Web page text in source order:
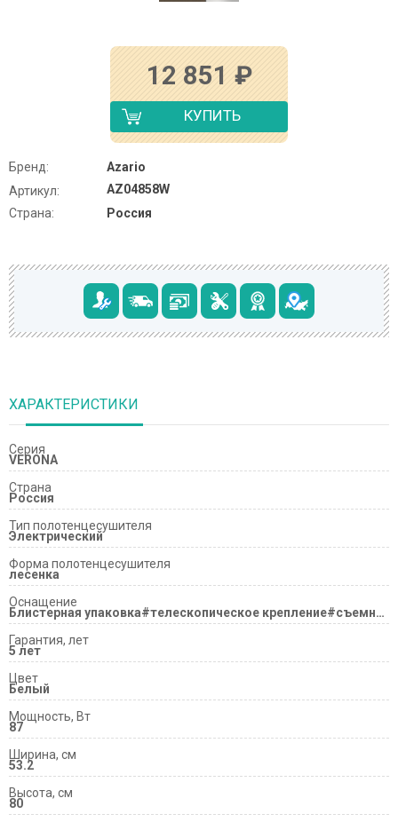
12 851 ₽
КУПИТЬ
Бренд:
Azario
Артикул:
AZ04858W
Страна:
Россия
ХАРАКТЕРИСТИКИ
Серия
VERONA
Страна
Россия
Тип полотенцесушителя
Электрический
Форма полотенцесушителя
лесенка
Оснащение
Блистерная упаковка#телескопическое крепление#съемная кабель-вилка
Гарантия, лет
5 лет
Цвет
Белый
Мощность, Вт
87
Ширина, см
53.2
Высота, см
80